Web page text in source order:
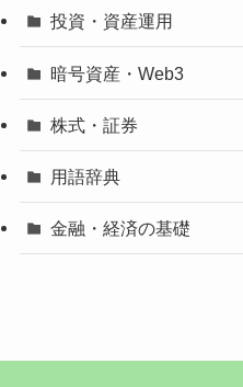
投資・資産運用
暗号資産・Web3
株式・証券
用語辞典
金融・経済の基礎